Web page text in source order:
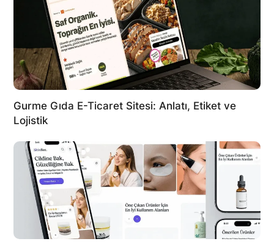
Gurme Gıda E-Ticaret Sitesi: Anlatı, Etiket ve
Lojistik